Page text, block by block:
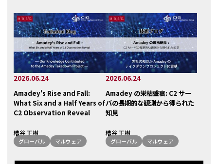
2026.06.24
Amadey's Rise and Fall:
What Six and a Half Years of
C2 Observation Reveal
糟谷 正樹
グローバル マルウェア
2026.06.24
Amadey の栄枯盛衰: C2 サー
バの長期的な観測から得られた
知見
糟谷 正樹
グローバル マルウェア